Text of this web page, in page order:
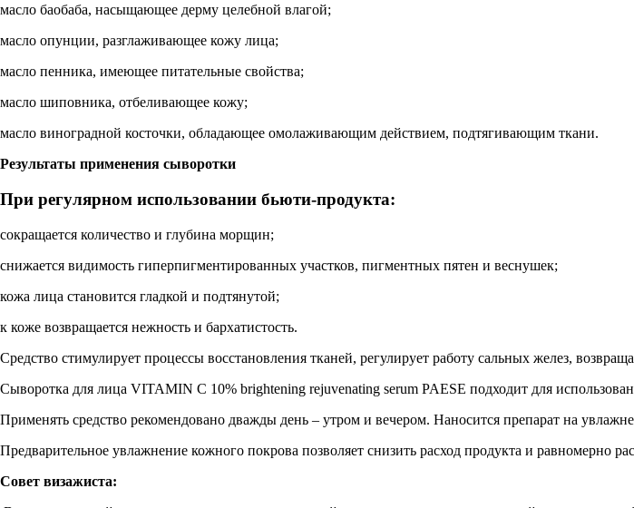
масло баобаба, насыщающее дерму целебной влагой;
масло опунции, разглаживающее кожу лица;
масло пенника, имеющее питательные свойства;
масло шиповника, отбеливающее кожу;
масло виноградной косточки, обладающее омолаживающим действием, подтягивающим ткани.
Результаты применения сыворотки
При регулярном использовании бьюти-продукта:
сокращается количество и глубина морщин;
снижается видимость гиперпигментированных участков, пигментных пятен и веснушек;
кожа лица становится гладкой и подтянутой;
к коже возвращается нежность и бархатистость.
Средство стимулирует процессы восстановления тканей, регулирует работу сальных желез,
Сыворотка для лица VITAMIN C 10% brightening rejuvenating serum PAESE подходит для
Применять средство рекомендовано дважды день – утром и вечером. Наносится препарат на
Предварительное увлажнение кожного покрова позволяет снизить расход продукта и равномерно
Совет визажиста: